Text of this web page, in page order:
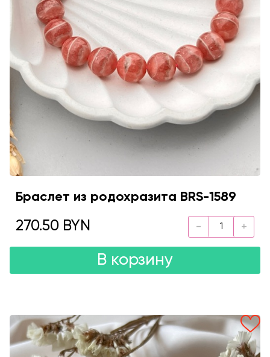
Браслет из родохразита BRS-1589
270.50 BYN
В корзину